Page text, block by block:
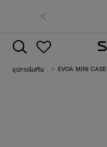
อุปกรณ์เสริม EVOA MINI CASE